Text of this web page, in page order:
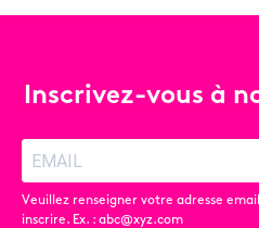
Inscrivez-vous à
Veuillez renseigner votre adresse
inscrire. Ex. : abc@xyz.com